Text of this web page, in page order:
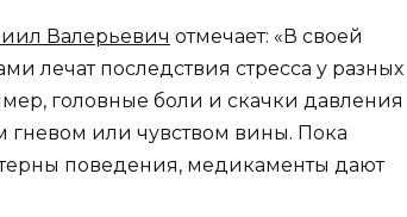
Валерьевич отмечает: «В своей
лечат последствия стресса у разных
головные боли и скачки давления
гневом или чувством вины. Пока
поведения, медикаменты дают